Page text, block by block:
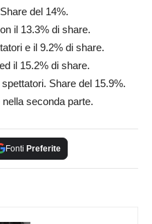
del 14%.
il 13.3% di share.
e il 9.2% di share.
il 15.2% di share.
Share del 15.9%.
seconda parte.
Fonti Preferite